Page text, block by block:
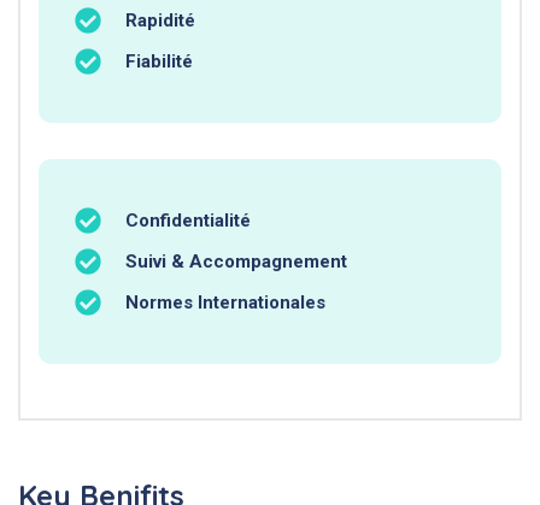
Rapidité
Fiabilité
Confidentialité
Suivi & Accompagnement
Normes Internationales
Key Benifits